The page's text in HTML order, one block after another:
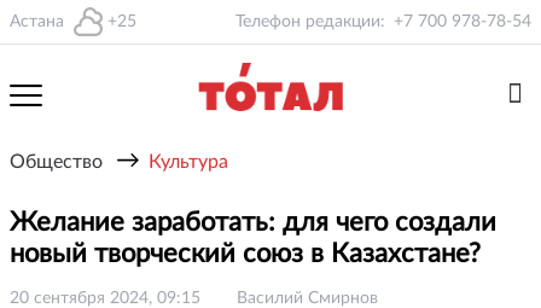
Астана +25 Телефон редакции: +7 700 978-78-54
Общество → Культура
Желание заработать: для чего создали
новый творческий союз в Казахстане?
20 сентября 2024, 09:15 Василий Смирнов